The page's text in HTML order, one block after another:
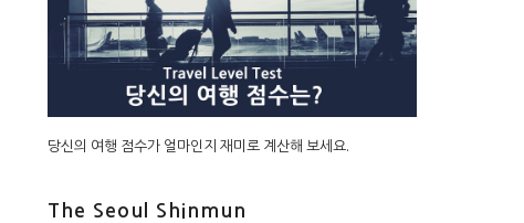
당신의 여행 점수가 얼마인지 재미로 계산해 보세요.
The Seoul Shinmun